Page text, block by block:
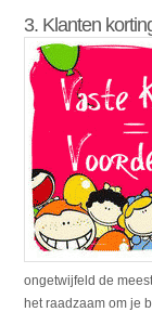
3. Klanten
ongetwijfeld de
het raadzaam om je